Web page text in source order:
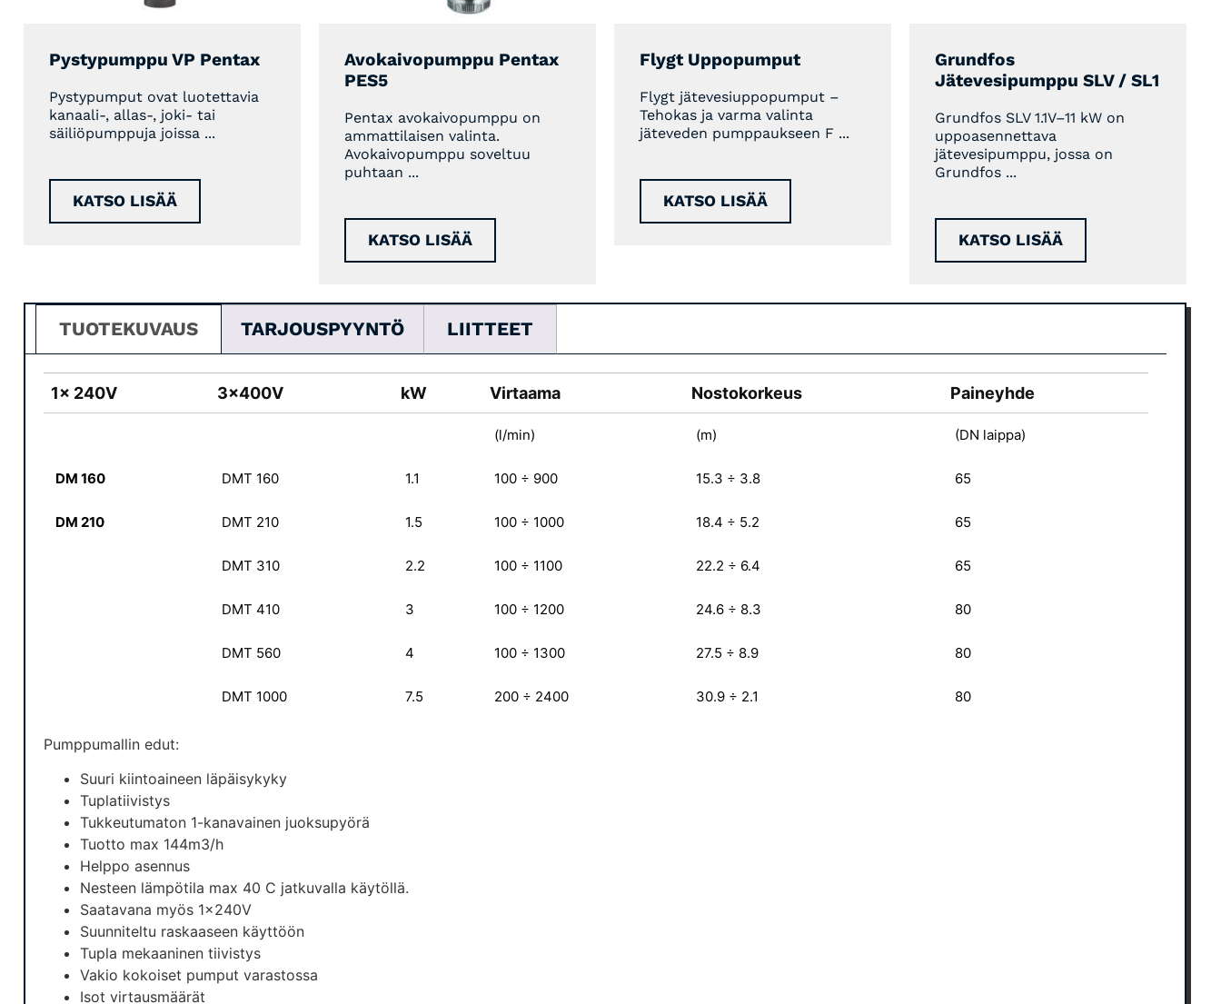
Pystypumppu VP Pentax
Pystypumput ovat luotettavia
kanaali-, allas-, joki- tai
säiliöpumppuja joissa ...
KATSO LISÄÄ
Avokaivopumppu Pentax
PES5
Pentax avokaivopumppu on
ammattilaisen valinta.
Avokaivopumppu soveltuu
puhtaan ...
KATSO LISÄÄ
Flygt Uppopumput
Flygt jätevesiuppopumput –
Tehokas ja varma valinta
jäteveden pumppaukseen F ...
KATSO LISÄÄ
Grundfos
Jätevesipumppu SLV / SL1
Grundfos SLV 1.1V–11 kW on
uppoasennettava
jätevesipumppu, jossa on
Grundfos ...
KATSO LISÄÄ
TUOTEKUVAUS TARJOUSPYYNTÖ LIITTEET
1x 240V 3x400V kW Virtaama Nostokorkeus Paineyhde
(l/min) (m) (DN laippa)
DM 160 DMT 160 1.1 100 ÷ 900 15.3 ÷ 3.8 65
DM 210 DMT 210 1.5 100 ÷ 1000 18.4 ÷ 5.2 65
DMT 310 2.2 100 ÷ 1100 22.2 ÷ 6.4 65
DMT 410 3 100 ÷ 1200 24.6 ÷ 8.3 80
DMT 560 4 100 ÷ 1300 27.5 ÷ 8.9 80
DMT 1000 7.5 200 ÷ 2400 30.9 ÷ 2.1 80
Pumppumallin edut:
Suuri kiintoaineen läpäisykyky
Tuplatiivistys
Tukkeutumaton 1-kanavainen juoksupyörä
Tuotto max 144m3/h
Helppo asennus
Nesteen lämpötila max 40 C jatkuvalla käytöllä.
Saatavana myös 1x240V
Suunniteltu raskaaseen käyttöön
Tupla mekaaninen tiivistys
Vakio kokoiset pumput varastossa
Isot virtausmäärät